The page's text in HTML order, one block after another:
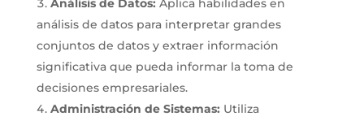
Análisis de Datos: Aplica habilidades en
análisis de datos para interpretar grandes
conjuntos de datos y extraer información
significativa que pueda informar la toma de
decisiones empresariales.
Administración de Sistemas: Utiliza